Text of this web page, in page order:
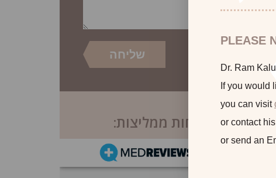
לקוחות ממליצות:
PLEASE
Dr. Ram
If you would
you can visit
or contact
or send an